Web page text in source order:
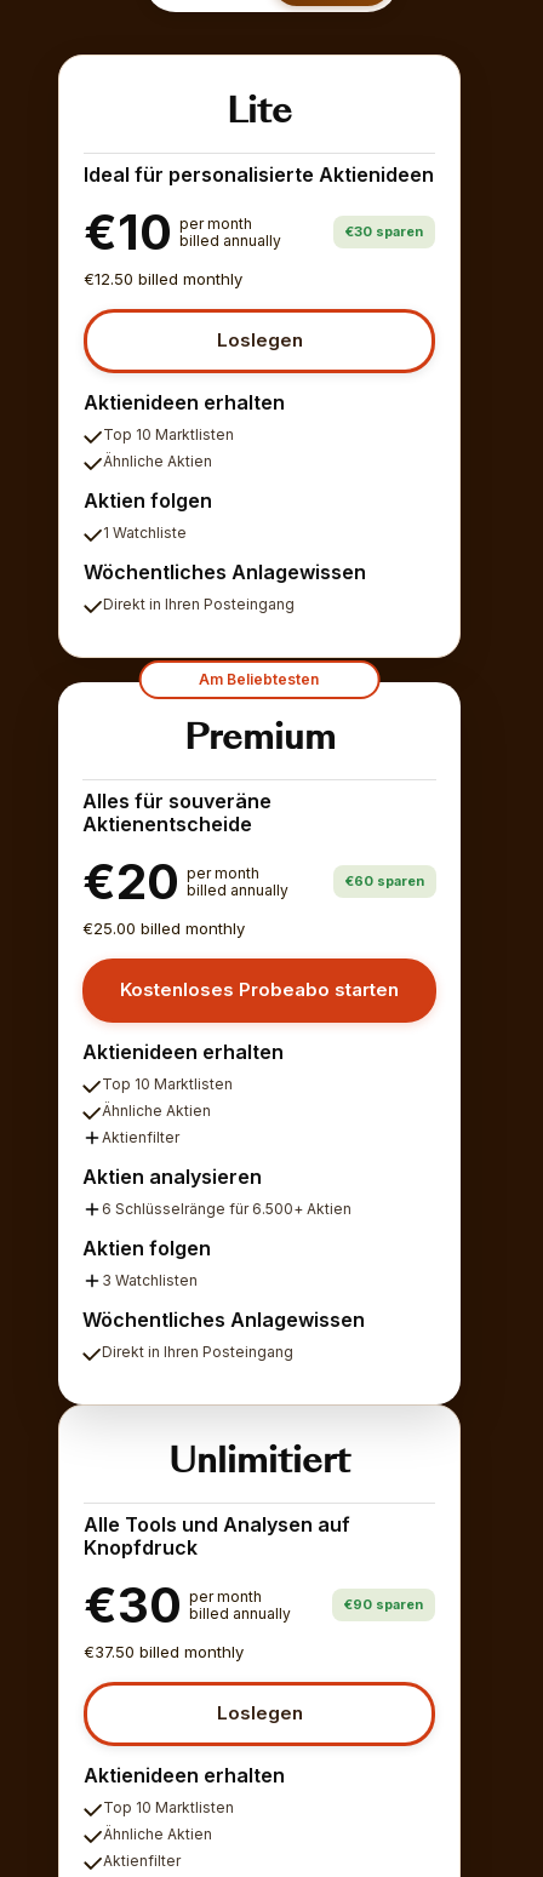
Lite
Ideal für personalisierte Aktienideen
€10 per month
billed annually
€30 sparen
€12.50 billed monthly
Loslegen
Aktienideen erhalten
Top 10 Marktlisten
Ähnliche Aktien
Aktien folgen
1 Watchliste
Wöchentliches Anlagewissen
Direkt in Ihren Posteingang
Am Beliebtesten
Premium
Alles für souveräne
Aktienentscheide
€20 per month
billed annually
€60 sparen
€25.00 billed monthly
Kostenloses Probeabo starten
Aktienideen erhalten
Top 10 Marktlisten
Ähnliche Aktien
Aktienfilter
Aktien analysieren
6 Schlüsselränge für 6.500+ Aktien
Aktien folgen
3 Watchlisten
Wöchentliches Anlagewissen
Direkt in Ihren Posteingang
Unlimitiert
Alle Tools und Analysen auf
Knopfdruck
€30 per month
billed annually
€90 sparen
€37.50 billed monthly
Loslegen
Aktienideen erhalten
Top 10 Marktlisten
Ähnliche Aktien
Aktienfilter